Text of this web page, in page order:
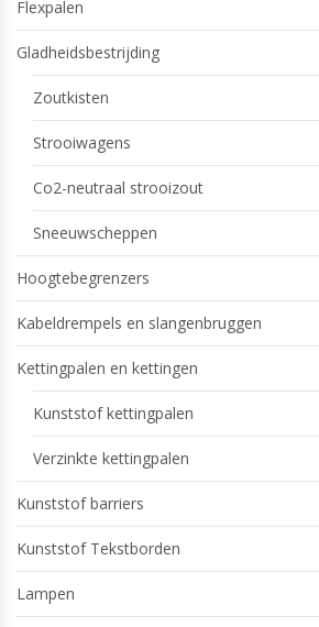
Flexpalen
Gladheidsbestrijding
Zoutkisten
Strooiwagens
Co2-neutraal strooizout
Sneeuwscheppen
Hoogtebegrenzers
Kabeldrempels en slangenbruggen
Kettingpalen en kettingen
Kunststof kettingpalen
Verzinkte kettingpalen
Kunststof barriers
Kunststof Tekstborden
Lampen